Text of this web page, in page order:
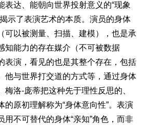
表达、能朝向世界投射意义的“现象
示了表演艺术的本质。演员的身体
可以被测量、扫描、建模），也是承
知能力的存在媒介（不可被数据
表演，看见的也是其整个存在，包括
他与世界打交道的方式等，通过身体
梅洛-庞蒂把这种先于理性反思的、
的原初理解称为“身体意向性”。表演
用不可替代的身体“亲知”角色，而非